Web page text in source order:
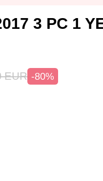
3 PC 1
EUR -80%